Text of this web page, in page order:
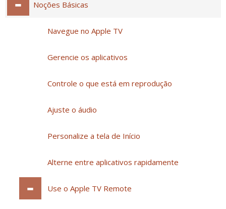
Noções Básicas
Navegue no Apple TV
Gerencie os aplicativos
Controle o que está em reprodução
Ajuste o áudio
Personalize a tela de Início
Alterne entre aplicativos rapidamente
Use o Apple TV Remote